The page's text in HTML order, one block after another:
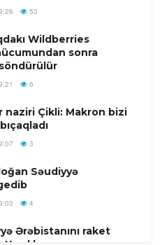
53
Wildberries
sonra
söndürülür
6
naziri Çikli: Makron bizi
3
Səudiyyə
4
Ərəbistanını raket